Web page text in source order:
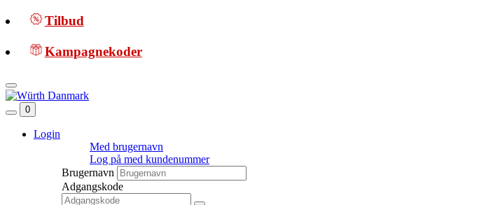
Tilbud
Kampagnekoder
0
Login
Med brugernavn
Log på med kundenummer
Brugernavn
Adgangskode